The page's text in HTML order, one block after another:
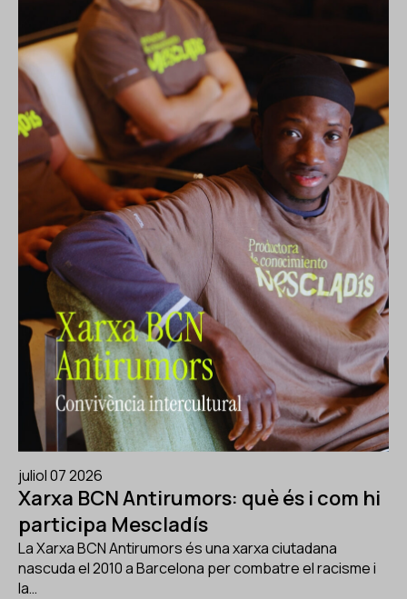
juliol 07 2026
Xarxa BCN Antirumors: què és i com hi
participa Mescladís
La Xarxa BCN Antirumors és una xarxa ciutadana
nascuda el 2010 a Barcelona per combatre el racisme i
la…